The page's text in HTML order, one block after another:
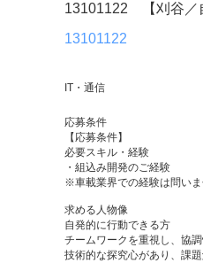
13101122 【刈谷／
13101122
IT・通信
応募条件
【応募条件】
必要スキル・経験
・組込み開発のご経験
※車載業界での経験は問いま
求める人物像
自発的に行動できる方
チームワークを重視し、協
技術的な探究心があり、課